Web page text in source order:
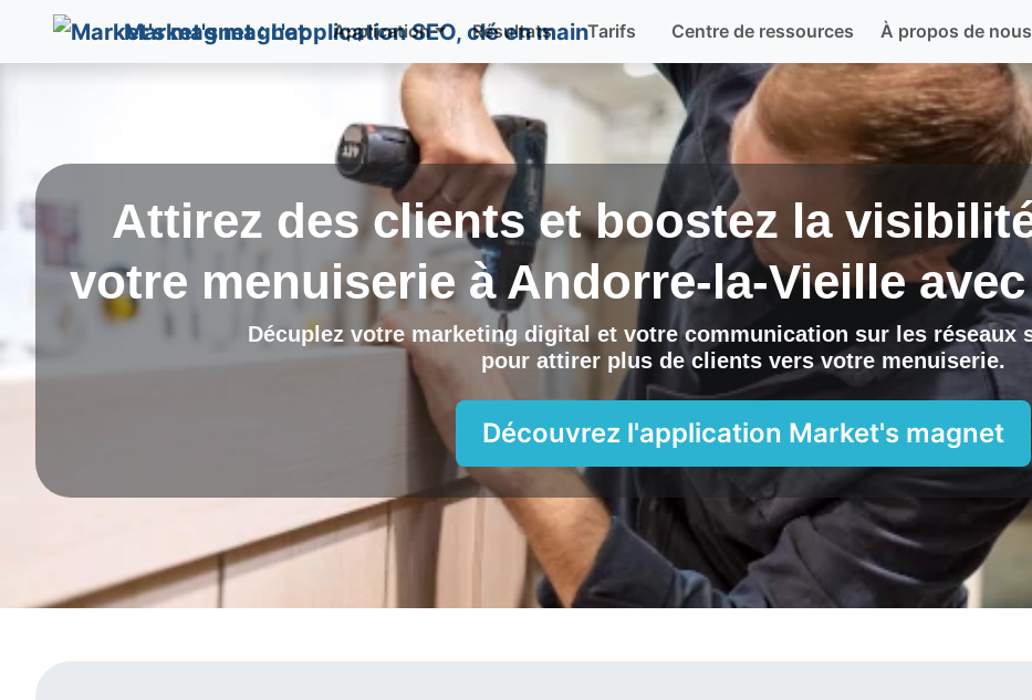
Market's magnet Application Résultats Tarifs Centre de ressources À propos de nous
Attirez des clients et boostez la
votre menuiserie à Andorre-la-Vieille
Décuplez votre marketing digital et votre communication sur les réseaux
pour attirer plus de clients versvotre menuiserie.
Découvrez l'application Market's magnet